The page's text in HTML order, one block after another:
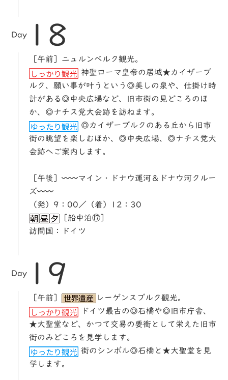
Day 18
［午前］ニュルンベルク観光。
神聖ローマ皇帝の居城★カイザーブ
ルク、願い事が叶うという◎美しの泉や、仕掛け時
計がある◎中央広場など、旧市街の見どころのほ
か、◎ナチス党大会跡を訪ねます。
◎カイザーブルクのある丘から旧市
街の眺望を楽しむほか、◎中央広場、◎ナチス党大
会跡へご案内します。
［午後］〰〰マイン・ドナウ運河＆ドナウ河クルー
ズ〰〰
（発）9：00／（着）12：30
［船中泊⑰］
訪問国：ドイツ
Day 19
［午前］
レーゲンスブルク観光。
ドイツ最古の◎石橋や◎旧市庁舎、
★大聖堂など、かつて交易の要衝として栄えた旧市
街のみどころを見学します。
街のシンボル◎石橋と★大聖堂を見
学します。